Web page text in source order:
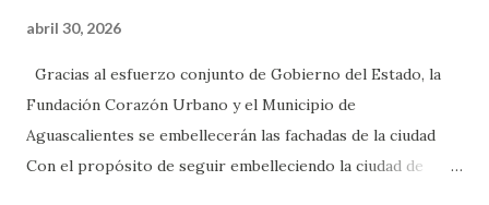
abril 30, 2026
Gracias al esfuerzo conjunto de Gobierno del Estado, la
Fundación Corazón Urbano y el Municipio de
Aguascalientes se embellecerán las fachadas de la ciudad
Con el propósito de seguir embelleciendo la ciudad de